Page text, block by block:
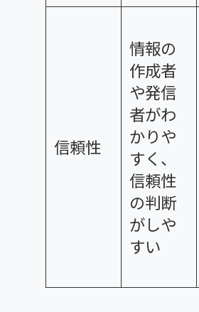
信頼性
情報の
作成者
や発信
者がわ
かりや
すく、
信頼性
の判断
がしや
すい